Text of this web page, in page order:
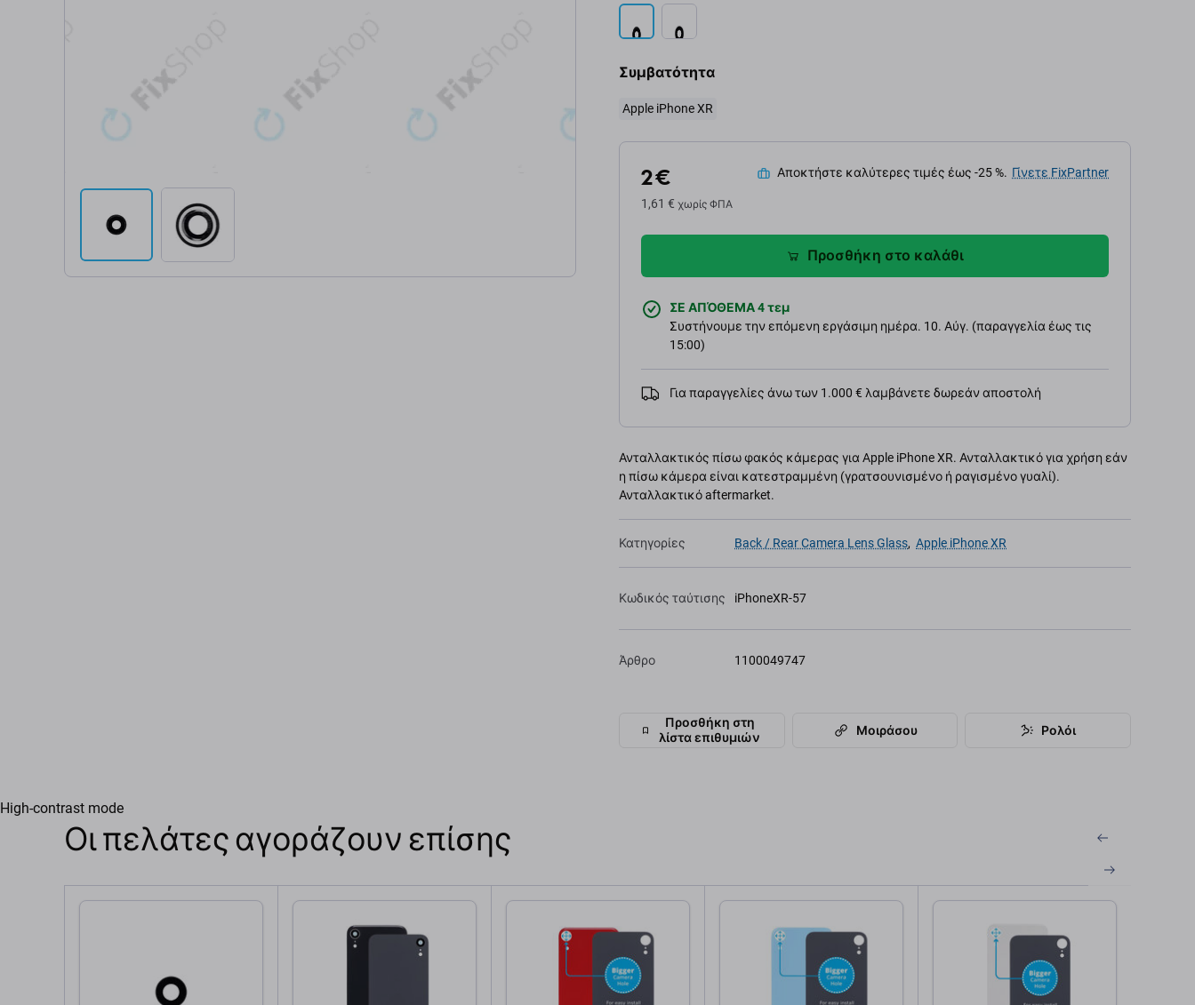
Συμβατότητα
Apple iPhone XR
2 €
1,61 € χωρίς ΦΠΑ
Αποκτήστε καλύτερες τιμές έως -25 %. Γίνετε FixPartner
Προσθήκη στο καλάθι
ΣΕ ΑΠΌΘΕΜΑ 4 τεμ
Συστήνουμε την επόμενη εργάσιμη ημέρα. 10. Αύγ. (παραγγελία έως τις
15:00)
Για παραγγελίες άνω των 1.000 € λαμβάνετε δωρεάν αποστολή
Ανταλλακτικός πίσω φακός κάμερας για Apple iPhone XR. Ανταλλακτικό για χρήση εάν
η πίσω κάμερα είναι κατεστραμμένη (γρατσουνισμένο ή ραγισμένο γυαλί).
Ανταλλακτικό aftermarket.
Κατηγορίες Back / Rear Camera Lens Glass, Apple iPhone XR
Κωδικός ταύτισης iPhoneXR-57
Άρθρο 1100049747
Προσθήκη στη
λίστα επιθυμιών
Μοιράσου Ρολόι
High-contrast mode
Οι πελάτες αγοράζουν επίσης